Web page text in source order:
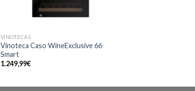
VINOTECAS
Vinoteca Caso WineExclusive 66
Smart
1.249,99€